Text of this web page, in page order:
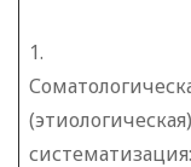
1.
(этиологическая)
систематизация: